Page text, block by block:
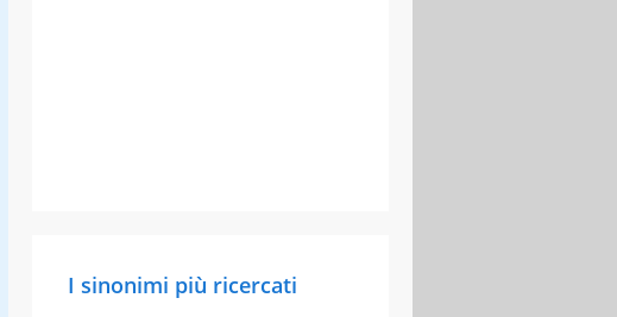
I sinonimi più ricercati